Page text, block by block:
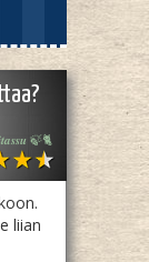
🍃🐈
liian